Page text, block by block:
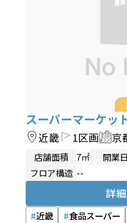
スーパーマーケッ
近畿 1区画 京
店舗面積 7㎡ 開業日
フロア構造 --
詳
近畿 食品スーパー